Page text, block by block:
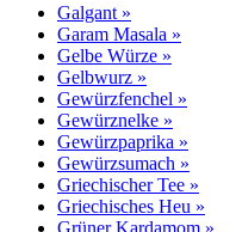
Galgant »
Garam Masala »
Gelbe Würze »
Gelbwurz »
Gewürzfenchel »
Gewürznelke »
Gewürzpaprika »
Gewürzsumach »
Griechischer Tee »
Griechisches Heu »
Grüner Kardamom »